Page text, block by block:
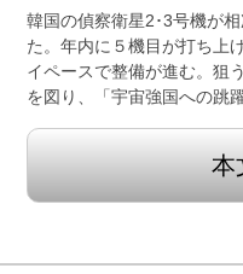
韓国の偵察衛星2･3号機が
た。年内に５機目が打ち上
イペースで整備が進む。狙
を図り、「宇宙強国への跳
本